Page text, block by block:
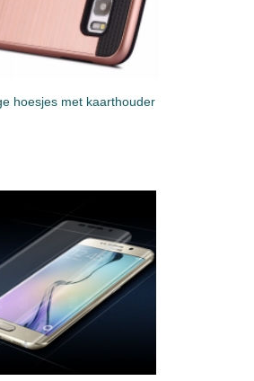
hoesjes met kaarthouder